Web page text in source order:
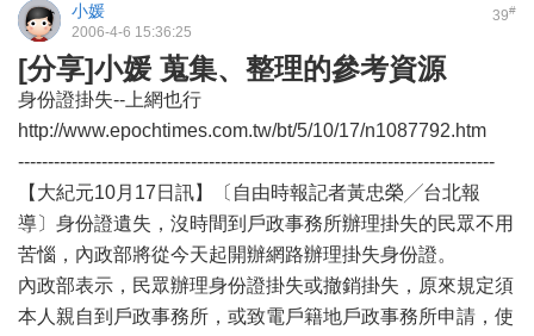
39#
小媛
2006-4-6 15:36:25
[分享]小媛 蒐集、整理的參考資源
身份證掛失--上網也行
http://www.epochtimes.com.tw/bt/5/10/17/n1087792.htm
--------------------------------------------------------------------------------
【大紀元10月17日訊】〔自由時報記者黃忠榮╱台北報
導〕身份證遺失，沒時間到戶政事務所辦理掛失的民眾不用
苦惱，內政部將從今天起開辦網路辦理掛失身份證。
內政部表示，民眾辦理身份證掛失或撤銷掛失，原來規定須
本人親自到戶政事務所，或致電戶籍地戶政事務所申請，使